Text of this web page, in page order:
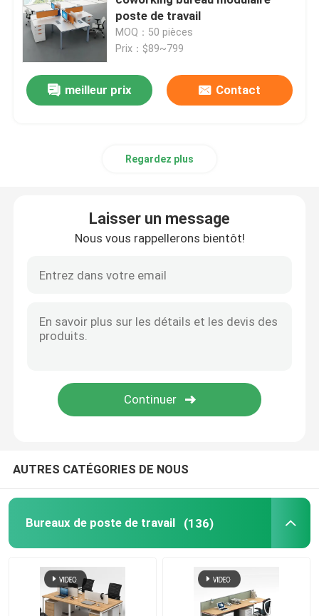
Bureaux exécutifs
Bureau réglable de taille de bureau
Classeurs en bois de bureau
Bureau d'accueil
Ensemble de selles de Tableau de barre
Cosse insonorisée de bureau
poste de travail
MOQ：50 pièces
Prix：$89~799
meilleur prix Contact
Regardez plus
Laisser un message
Nous vous rappellerons bientôt!
AUTRES CATÉGORIES DE NOUS
Bureaux de poste de travail (136)